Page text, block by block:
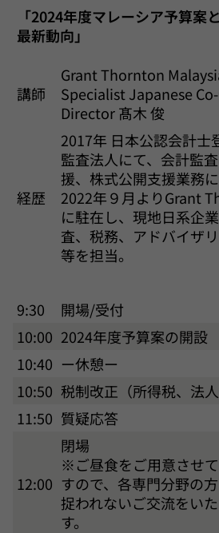
「2024年度マレーシア予算案
最新動向」
講師
Grant Thornton
Specialist Japanese
Director 髙木 俊
経歴
2017年 日本公認会計士
監査法人にて、会計監
援、株式公開支援業務に
2022年９月よりGrant
に駐在し、現地日系企
査、税務、アドバイザ
等を担当。
9:30
開場/受付
10:00 2024年度予算案の開設
10:40 ー休憩ー
10:50 税制改正（所得税、法人
11:50 質疑応答
12:00
閉場
※ご昼食をご用意させ
すので、各専門分野の
捉われないご交流をい
す。